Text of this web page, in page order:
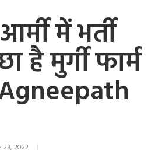
में भर्ती
है मुर्गी फार्म
23, 2022